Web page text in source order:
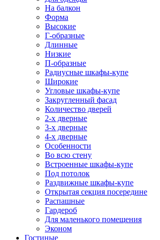
На балкон
Форма
Высокие
Г-образные
Длинные
Низкие
П-образные
Радиусные шкафы-купе
Широкие
Угловые шкафы-купе
Закругленный фасад
Количество дверей
2-х дверные
3-х дверные
4-х дверные
Особенности
Во всю стену
Встроенные шкафы-купе
Под потолок
Раздвижные шкафы-купе
Открытая секция посередине
Распашные
Гардероб
Для маленького помещения
Эконом
Гостиные